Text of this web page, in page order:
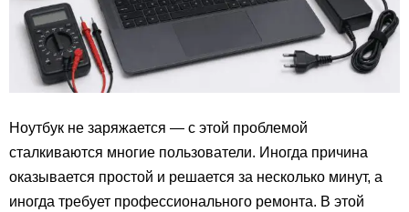
Ноутбук не заряжается — с этой проблемой
сталкиваются многие пользователи. Иногда причина
оказывается простой и решается за несколько минут, а
иногда требует профессионального ремонта. В этой